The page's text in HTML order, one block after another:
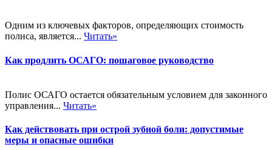
Одним из ключевых факторов, определяющих стоимость
полиса, является... Читать»
Как продлить ОСАГО: пошаговое руководство
Полис ОСАГО остается обязательным условием для законного
управления... Читать»
Как действовать при острой зубной боли: допустимые
меры и опасные ошибки